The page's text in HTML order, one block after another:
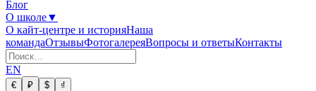
Блог
О школе▼
О кайт-центре и историяНаша
командаОтзывыФотогалереяВопросы и ответыКонтакты
EN
€ ₽ $
₫